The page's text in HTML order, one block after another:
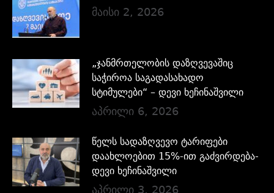
მაისი 2, 2026
„ჯანმრთელობის დაზღვევაშიც
საჭიროა საგადასახადო
სტიმულები“ – დევი ხეჩინაშვილი
აპრილი 6, 2026
წელს სადაზღვევო ტარიფები
დაახლოებით 15%-ით გაძვირდება-
დევი ხეჩინაშვილი
აპრილი 3, 2026